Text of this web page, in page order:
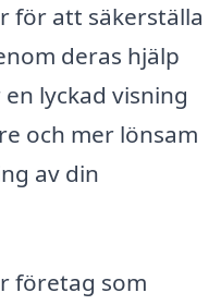
för att säkerställa
deras hjälp
lyckad visning
och mer lönsam
av din
företag som